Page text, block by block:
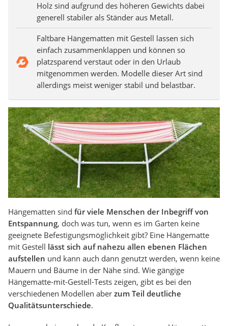
Holz sind aufgrund des höheren Gewichts dabei
generell stabiler als Ständer aus Metall.
Faltbare Hängematten mit Gestell lassen sich
einfach zusammenklappen und können so
platzsparend verstaut oder in den Urlaub
mitgenommen werden. Modelle dieser Art sind
allerdings meist weniger stabil und belastbar.
Hängematten sind für viele Menschen der Inbegriff von
Entspannung, doch was tun, wenn es im Garten keine
geeignete Befestigungsmöglichkeit gibt? Eine Hängematte
mit Gestell lässt sich auf nahezu allen ebenen Flächen
aufstellen und kann auch dann genutzt werden, wenn keine
Mauern und Bäume in der Nähe sind. Wie gängige
Hängematte-mit-Gestell-Tests zeigen, gibt es bei den
verschiedenen Modellen aber zum Teil deutliche
Qualitätsunterschiede.